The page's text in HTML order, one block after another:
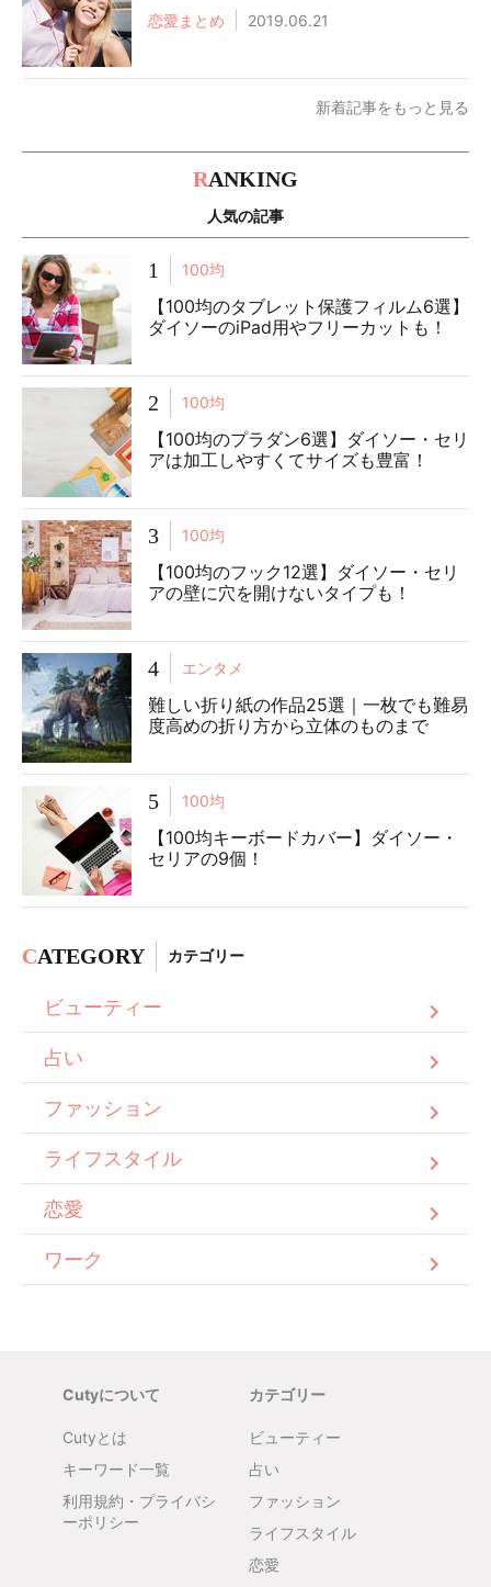
恋愛まとめ 2019.06.21
新着記事をもっと見る
RANKING
人気の記事
1 100均
【100均のタブレット保護フィルム6選】
ダイソーのiPad用やフリーカットも！
2 100均
【100均のプラダン6選】ダイソー・セリ
アは加工しやすくてサイズも豊富！
3 100均
【100均のフック12選】ダイソー・セリ
アの壁に穴を開けないタイプも！
4 エンタメ
難しい折り紙の作品25選｜一枚でも難易
度高めの折り方から立体のものまで
5 100均
【100均キーボードカバー】ダイソー・
セリアの9個！
CATEGORY カテゴリー
ビューティー
占い
ファッション
ライフスタイル
恋愛
ワーク
Cutyについて
Cutyとは
キーワード一覧
利用規約・プライバシ
ーポリシー
カテゴリー
ビューティー
占い
ファッション
ライフスタイル
恋愛